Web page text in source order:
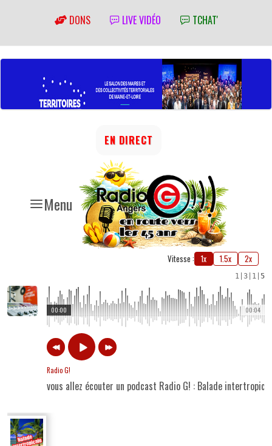
DONS LIVE VIDÉO TCHAT'
Menu
EN DIRECT
Vitesse : 1x 1.5x 2x
1 3 1 5
00:04
00:00
Radio G!
vous allez écouter un podcast Radio G! : Balade